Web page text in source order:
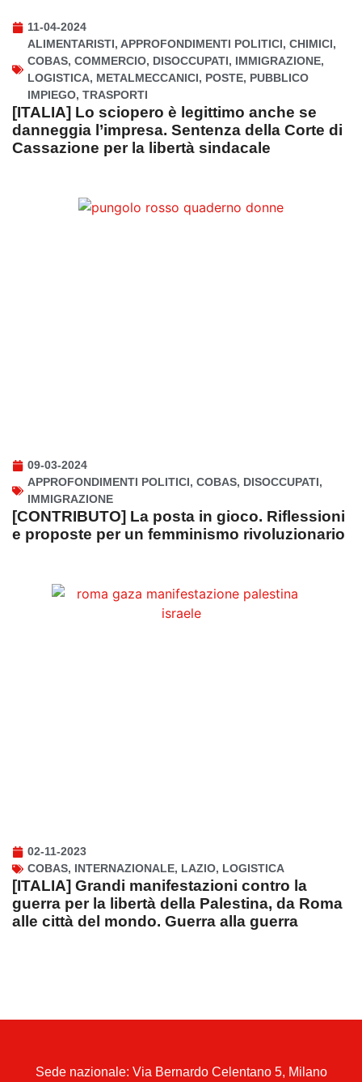
11-04-2024
ALIMENTARISTI, APPROFONDIMENTI POLITICI, CHIMICI,
COBAS, COMMERCIO, DISOCCUPATI, IMMIGRAZIONE,
LOGISTICA, METALMECCANICI, POSTE, PUBBLICO
IMPIEGO, TRASPORTI
[ITALIA] Lo sciopero è legittimo anche se
danneggia l’impresa. Sentenza della Corte di
Cassazione per la libertà sindacale
09-03-2024
APPROFONDIMENTI POLITICI, COBAS, DISOCCUPATI,
IMMIGRAZIONE
[CONTRIBUTO] La posta in gioco. Riflessioni
e proposte per un femminismo rivoluzionario
02-11-2023
COBAS, INTERNAZIONALE, LAZIO, LOGISTICA
[ITALIA] Grandi manifestazioni contro la
guerra per la libertà della Palestina, da Roma
alle città del mondo. Guerra alla guerra
Sede nazionale: Via Bernardo Celentano 5, Milano